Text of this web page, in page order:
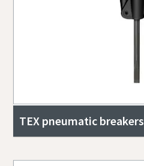
TEX pneumatic breakers